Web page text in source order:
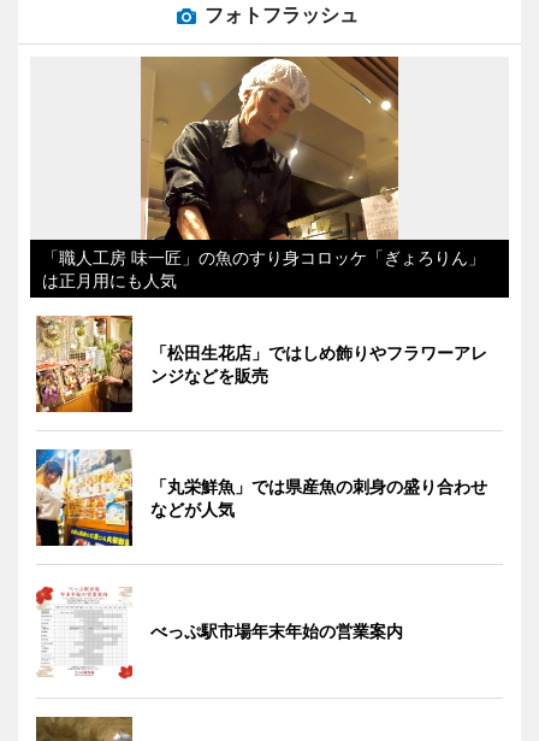
フォトフラッシュ
「職人工房 味一匠」の魚のすり身コロッケ「ぎょろりん」
は正月用にも人気
「松田生花店」ではしめ飾りやフラワーアレ
ンジなどを販売
「丸栄鮮魚」では県産魚の刺身の盛り合わせ
などが人気
べっぷ駅市場年末年始の営業案内